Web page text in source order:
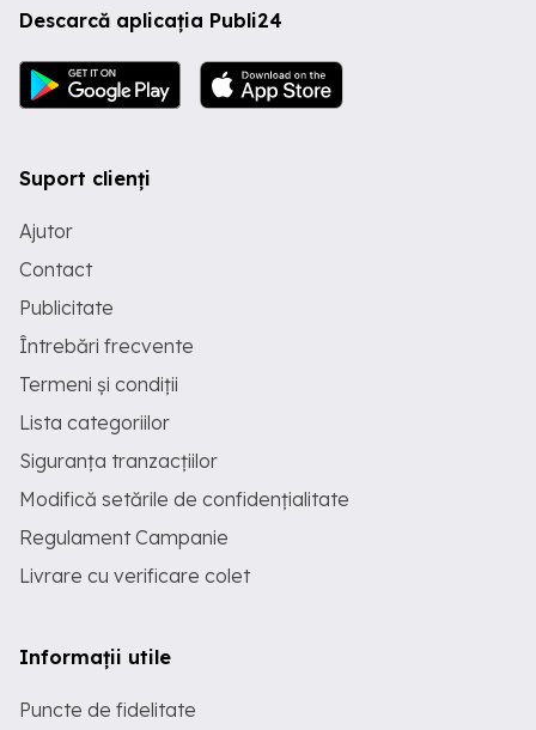
Descarcă aplicația Publi24
Suport clienți
Ajutor
Contact
Publicitate
Întrebări frecvente
Termeni și condiții
Lista categoriilor
Siguranța tranzacțiilor
Modifică setările de confidențialitate
Regulament Campanie
Livrare cu verificare colet
Informații utile
Puncte de fidelitate